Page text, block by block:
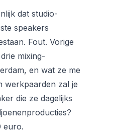
dat studio-
speakers
Fout. Vorige
mixing-
en wat ze me
werkpaarden zal je
die ze dagelijks
euro.